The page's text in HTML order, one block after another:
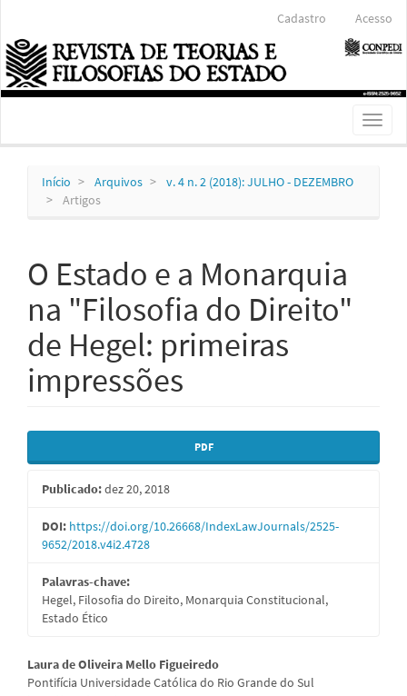
Conteúdo
principal
Barra
Lateral
Cadastro Acesso
Toggle
Início Arquivos
v. 4 n. 2 (2018): JULHO - DEZEMBRO
Artigos
O Estado e a Monarquia
na "Filosofia do Direito"
de Hegel: primeiras
impressões
Barra
lateral
de
artigos
PDF
Publicado:dez 20, 2018
DOI: https://doi.org/10.26668/IndexLawJournals/2525-
9652/2018.v4i2.4728
Palavras-chave:
Hegel, Filosofia do Direito, Monarquia Constitucional,
Estado Ético
Conteúdo
Laura de Oliveira Mello Figueiredo
Pontifícia Universidade Católica do Rio Grande do Sul